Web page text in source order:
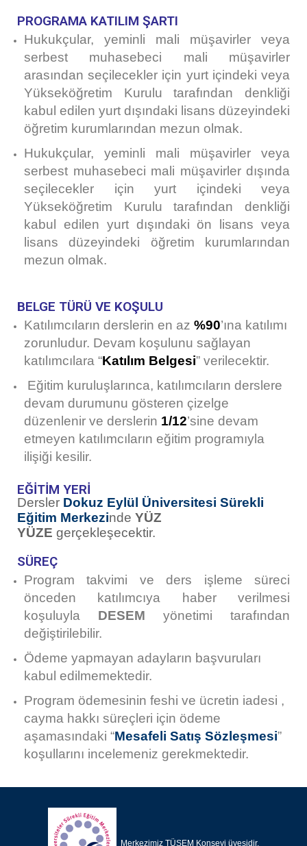
PROGRAMA KATILIM ŞARTI
Hukukçular, yeminli mali müşavirler veya
serbest muhasebeci mali müşavirler
arasından seçilecekler için yurt içindeki veya
Yükseköğretim Kurulu tarafından denkliği
kabul edilen yurt dışındaki lisans düzeyindeki
öğretim kurumlarından mezun olmak.
Hukukçular, yeminli mali müşavirler veya
serbest muhasebeci mali müşavirler dışında
seçilecekler için yurt içindeki veya
Yükseköğretim Kurulu tarafından denkliği
kabul edilen yurt dışındaki ön lisans veya
lisans düzeyindeki öğretim kurumlarından
mezun olmak.
BELGE TÜRÜ VE KOŞULU
Katılımcıların derslerin en az %90’ına katılımı
zorunludur. Devam koşulunu sağlayan
katılımcılara “Katılım Belgesi” verilecektir.
Eğitim kuruluşlarınca, katılımcıların derslere
devam durumunu gösteren çizelge
düzenlenir ve derslerin 1/12’sine devam
etmeyen katılımcıların eğitim programıyla
ilişiği kesilir.
EĞİTİM YERİ
Dersler Dokuz Eylül Üniversitesi Sürekli
Eğitim Merkezinde YÜZ
YÜZE gerçekleşecektir.
SÜREÇ
Program takvimi ve ders işleme süreci
önceden katılımcıya haber verilmesi
koşuluyla DESEM yönetimi tarafından
değiştirilebilir.
Ödeme yapmayan adayların başvuruları
kabul edilmemektedir.
Program ödemesinin feshi ve ücretin iadesi ,
cayma hakkı süreçleri için ödeme
aşamasındaki “Mesafeli Satış Sözleşmesi”
koşullarını incelemeniz gerekmektedir.
Merkezimiz TÜSEM Konseyi üyesidir.